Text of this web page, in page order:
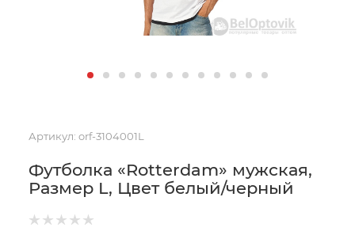
Артикул: orf-3104001L
Футболка «Rotterdam» мужская,
Размер L, Цвет белый/черный